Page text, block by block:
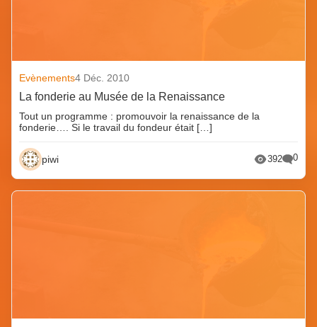
Evènements4 Déc. 2010
La fonderie au Musée de la Renaissance
Tout un programme : promouvoir la renaissance de la
fonderie…. Si le travail du fondeur était […]
piwi 392 0